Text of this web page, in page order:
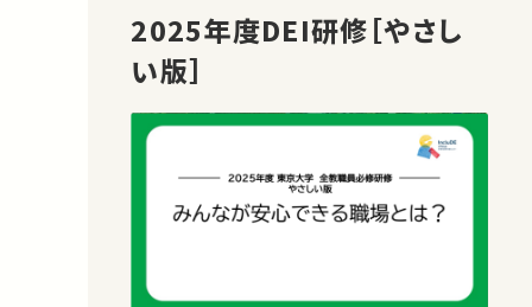
2025年度DEI研修［やさし
い版］